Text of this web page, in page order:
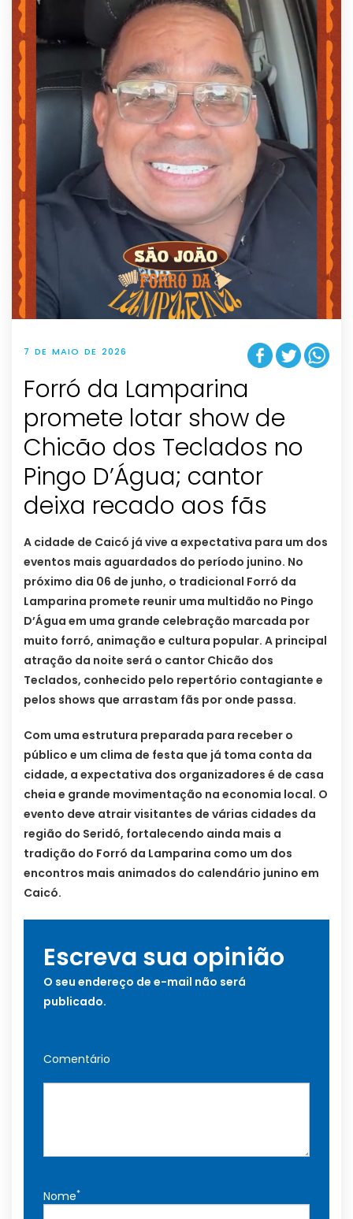
7 DE MAIO DE 2026
Forró da Lamparina
promete lotar show de
Chicão dos Teclados no
Pingo D’Água; cantor
deixa recado aos fãs
A cidade de Caicó já vive a expectativa para um dos
eventos mais aguardados do período junino. No
próximo dia 06 de junho, o tradicional Forró da
Lamparina promete reunir uma multidão no Pingo
D’Água em uma grande celebração marcada por
muito forró, animação e cultura popular. A principal
atração da noite será o cantor Chicão dos
Teclados, conhecido pelo repertório contagiante e
pelos shows que arrastam fãs por onde passa.
Com uma estrutura preparada para receber o
público e um clima de festa que já toma conta da
cidade, a expectativa dos organizadores é de casa
cheia e grande movimentação na economia local. O
evento deve atrair visitantes de várias cidades da
região do Seridó, fortalecendo ainda mais a
tradição do Forró da Lamparina como um dos
encontros mais animados do calendário junino em
Caicó.
Escreva sua opinião
O seu endereço de e-mail não será
publicado.
Comentário
Nome*